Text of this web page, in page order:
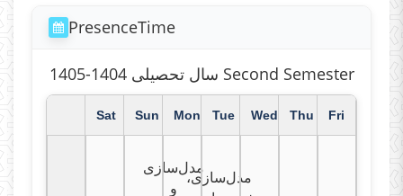
PresenceTime
سال تحصیلی 1404-1405 Second Semester
Sat Sun Mon Tue Wed Thu Fri
مدل‌سازی
و
مدل‌سازی،